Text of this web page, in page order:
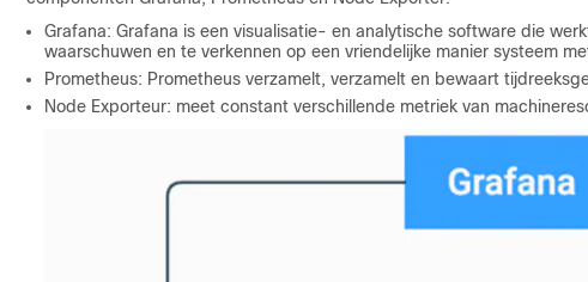
Grafana: Grafana is een visualisatie- en analytische software die
waarschuwen en te verkennen op een vriendelijke manier systeem
Prometheus: Prometheus verzamelt, verzamelt en bewaart
Node Exporteur: meet constant verschillende metriek van